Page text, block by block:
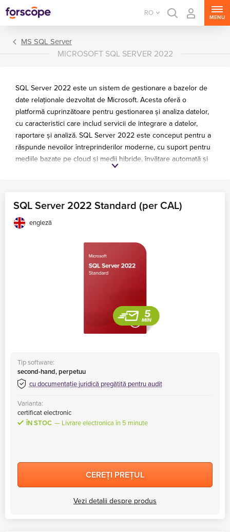
RO
MENU
MS Windows Server
MS SharePoint Server
MS Project Server
MS Skype for Business Server
MS System Center
MS SQL Server
MICROSOFT SQL SERVER 2022
SQL Server 2022 este un sistem de gestionare a bazelor de
date relaționale dezvoltat de Microsoft. Acesta oferă o
platformă cuprinzătoare pentru gestionarea și analiza datelor,
cu caracteristici care includ servicii de integrare a datelor,
raportare și analiză. SQL Server 2022 este conceput pentru a
răspunde nevoilor întreprinderilor moderne, cu suport pentru
mediile bazate pe cloud și medii hibride, învățare automată și
procesare inteligentă a interogărilor. Acesta oferă diferite
plată) și Express (gratuit).
SQL Server 2022 Standard (per CAL)
engleză
Tip software:
second-hand, perpetuu
cu documentație juridică pregătită pentru audit
Varianta:
certificat electronic
ÎN STOC
Livrare electronica în 5 minute
CEREȚI PREȚUL
Vezi detalii despre produs